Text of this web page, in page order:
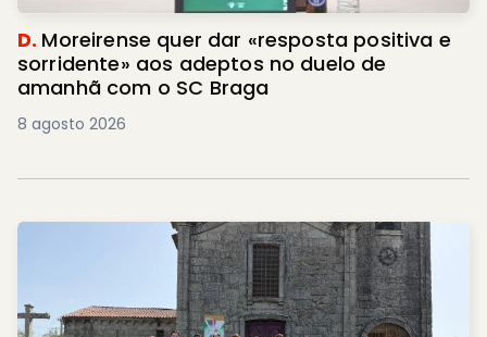
D. Moreirense quer dar «resposta positiva e
sorridente» aos adeptos no duelo de
amanhã com o SC Braga
8 agosto 2026